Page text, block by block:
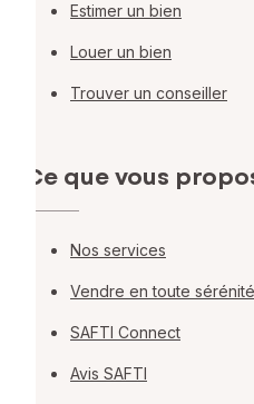
Estimer un bien
Louer un bien
Trouver un conseiller
Ce que vous
Nos services
Vendre en toute sérénité
SAFTI Connect
Avis SAFTI